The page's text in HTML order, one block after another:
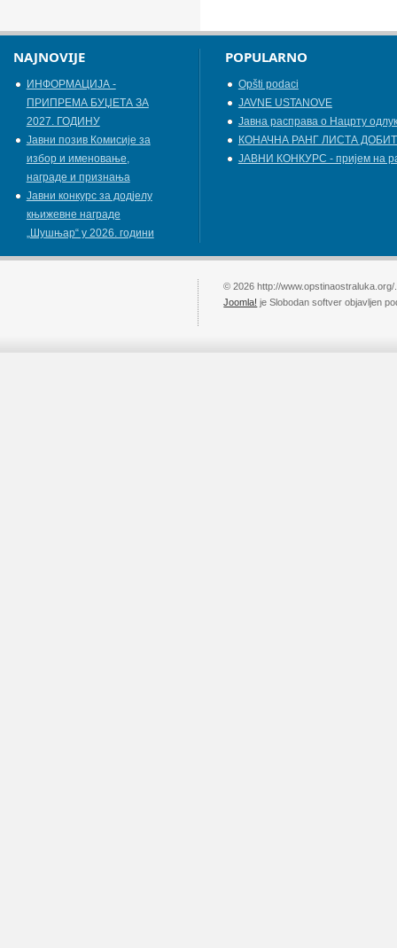
NAJNOVIJE
ИНФОРМАЦИЈА -
ПРИПРЕМА БУЏЕТА ЗА
2027. ГОДИНУ
Jавни позив Комисије за
избор и именовање,
награде и признања
Јавни конкурс за додјелу
књижевнe наградe
„Шушњар“ у 2026. години
POPULARNO
Opšti podaci
JAVNE USTANOVE
Јавна расправа о Нацрту
КОНАЧНА РАНГ ЛИСТА
ЈАВНИ КОНКУРС - пријем на
© 2026 http://
Joomla! je Slobodan softver objavljen